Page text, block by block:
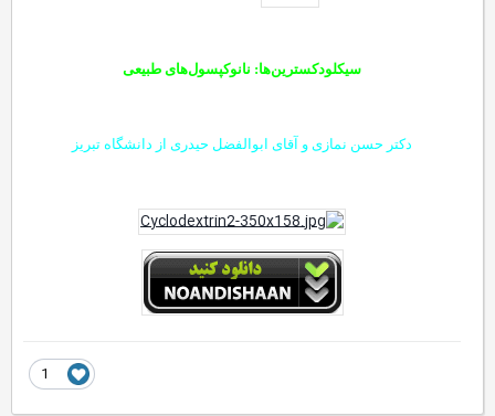
سیکلودکسترین‌ها: نانوکپسول‌های طبیعی
دکتر حسن نمازی و آقای ابوالفضل حیدری از دانشگاه تبریز